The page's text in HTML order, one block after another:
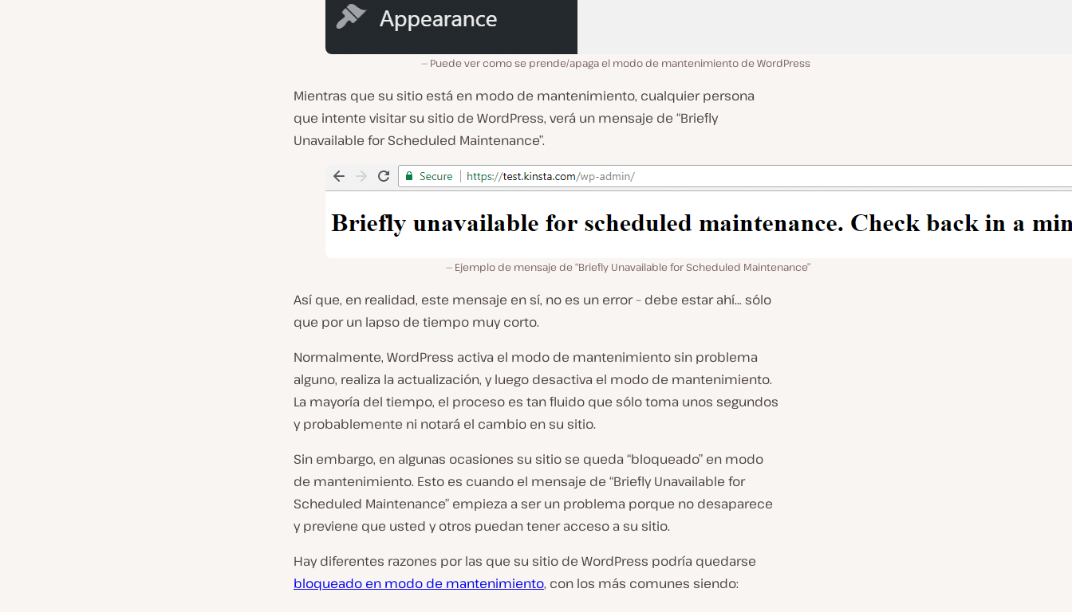
Puede ver como se prende/apaga el modo de mantenimiento de WordPress
Mientras que su sitio está en modo de mantenimiento, cualquier persona
que intente visitar su sitio de WordPress, verá un mensaje de “Briefly
Unavailable for Scheduled Maintenance”.
Ejemplo de mensaje de “Briefly Unavailable for Scheduled Maintenance”
Así que, en realidad, este mensaje en sí, no es un error – debe estar ahí… sólo
que por un lapso de tiempo muy corto.
Normalmente, WordPress activa el modo de mantenimiento sin problema
alguno, realiza la actualización, y luego desactiva el modo de mantenimiento.
La mayoría del tiempo, el proceso es tan fluido que sólo toma unos segundos
y probablemente ni notará el cambio en su sitio.
Sin embargo, en algunas ocasiones su sitio se queda “bloqueado” en modo
de mantenimiento. Esto es cuando el mensaje de “Briefly Unavailable for
Scheduled Maintenance” empieza a ser un problema porque no desaparece
y previene que usted y otros puedan tener acceso a su sitio.
Hay diferentes razones por las que su sitio de WordPress podría quedarse
bloqueado en modo de mantenimiento, con los más comunes siendo: